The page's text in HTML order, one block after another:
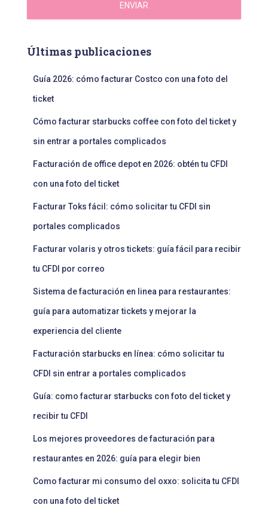
ENVIAR
Últimas publicaciones
Guía 2026: cómo facturar Costco con una foto del
ticket
Cómo facturar starbucks coffee con foto del ticket y
sin entrar a portales complicados
Facturación de office depot en 2026: obtén tu CFDI
con una foto del ticket
Facturar Toks fácil: cómo solicitar tu CFDI sin
portales complicados
Facturar volaris y otros tickets: guía fácil para recibir
tu CFDI por correo
Sistema de facturación en linea para restaurantes:
guía para automatizar tickets y mejorar la
experiencia del cliente
Facturación starbucks en línea: cómo solicitar tu
CFDI sin entrar a portales complicados
Guía: como facturar starbucks con foto del ticket y
recibir tu CFDI
Los mejores proveedores de facturación para
restaurantes en 2026: guía para elegir bien
Como facturar mi consumo del oxxo: solicita tu CFDI
con una foto del ticket